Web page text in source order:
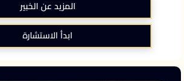
المزيد عن الخبير
ابدأ الاستشارة